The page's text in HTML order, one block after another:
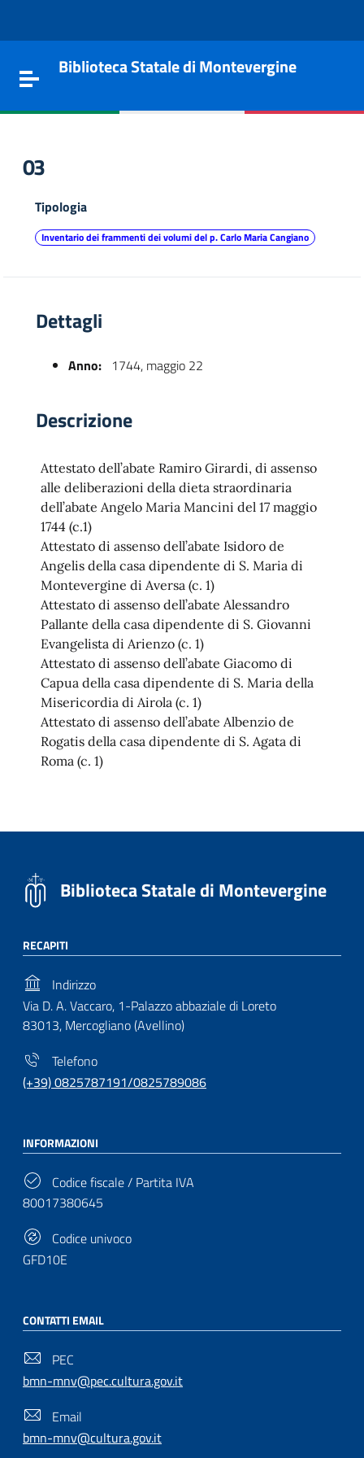
Toggle navigation
Biblioteca Statale di Montevergine
03
Tipologia
Inventario dei frammenti dei volumi del p. Carlo Maria Cangiano
Dettagli
Anno: 1744, maggio 22
Descrizione
Attestato dell’abate Ramiro Girardi, di assenso
alle deliberazioni della dieta straordinaria
dell’abate Angelo Maria Mancini del 17 maggio
1744 (c.1)
Attestato di assenso dell’abate Isidoro de
Angelis della casa dipendente di S. Maria di
Montevergine di Aversa (c. 1)
Attestato di assenso dell’abate Alessandro
Pallante della casa dipendente di S. Giovanni
Evangelista di Arienzo (c. 1)
Attestato di assenso dell’abate Giacomo di
Capua della casa dipendente di S. Maria della
Misericordia di Airola (c. 1)
Attestato di assenso dell’abate Albenzio de
Rogatis della casa dipendente di S. Agata di
Roma (c. 1)
Biblioteca Statale di Montevergine
RECAPITI
Indirizzo
Via D. A. Vaccaro, 1-Palazzo abbaziale di Loreto
83013, Mercogliano (Avellino)
Telefono
(+39) 0825787191/0825789086
INFORMAZIONI
Codice fiscale / Partita IVA
80017380645
Codice univoco
GFD10E
CONTATTI EMAIL
PEC
bmn-mnv@pec.cultura.gov.it
Email
bmn-mnv@cultura.gov.it